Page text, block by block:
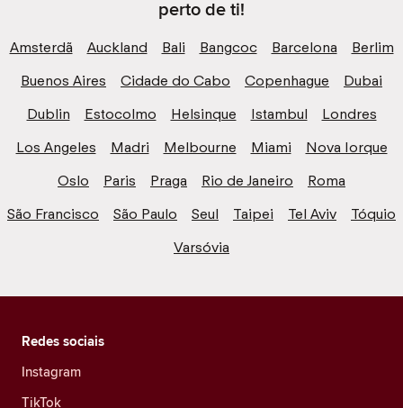
perto de ti!
Amsterdã Auckland Bali Bangcoc Barcelona
Berlim
Buenos Aires
Cidade do Cabo Copenhague
Dubai
Dublin
Estocolmo Helsinque Istambul
Londres
Los Angeles
Madri Melbourne Miami
Nova Iorque
Oslo
Paris Praga Rio de Janeiro
Roma
São Francisco
São Paulo Seul Taipei Tel Aviv
Tóquio
Varsóvia
Redes sociais
Instagram
TikTok